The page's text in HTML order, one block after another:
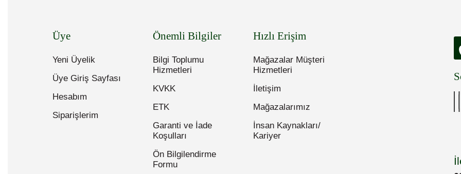
Üye
Yeni Üyelik
Üye Giriş Sayfası
Hesabım
Siparişlerim
Önemli Bilgiler
Bilgi Toplumu
Hizmetleri
KVKK
ETK
Garanti ve İade
Koşulları
Ön Bilgilendirme
Formu
Hızlı Erişim
Mağazalar Müşteri
Hizmetleri
İletişim
Mağazalarımız
İnsan Kaynakları/
Kariyer